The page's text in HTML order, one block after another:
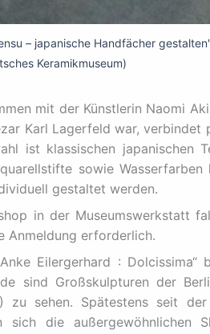
– japanische Handfächer
Keramikmuseum)
mit der Künstlerin Naomi
Karl Lagerfeld war, verbindet
ist klassischen japanischen
sowie
gestaltet werden.
in der Museumswerkstatt
Anmeldung erforderlich.
Eilergerhard : Dolcissima“
sind Großskulpturen der
zu sehen. Spätestens seit
sich die außergewöhnlichen